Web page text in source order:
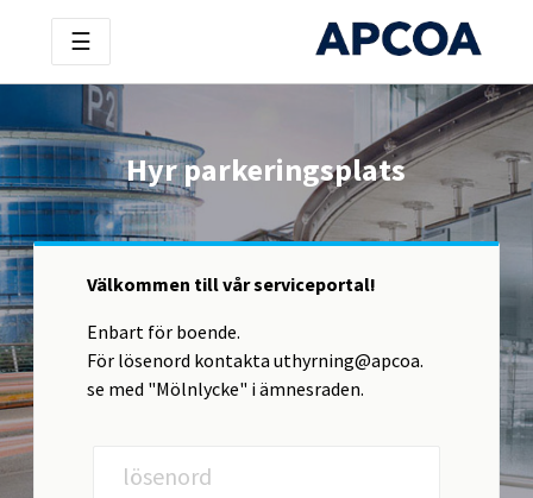
☰
Hyr parkeringsplats
Välkommen till vår serviceportal!
Enbart för boende.
För lösenord kontakta uthyrning@apcoa.
se med "Mölnlycke" i ämnesraden.